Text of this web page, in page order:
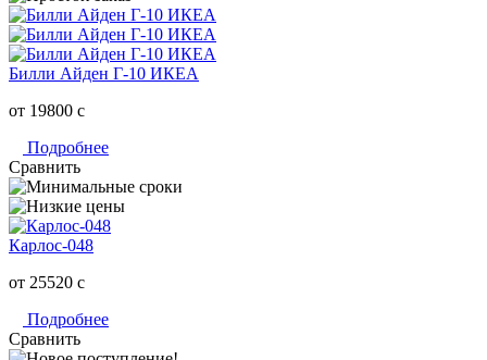
Билли Айден Г-10 ИКЕА
от 19800 c
Подробнее
Сравнить
Карлос-048
от 25520 c
Подробнее
Сравнить